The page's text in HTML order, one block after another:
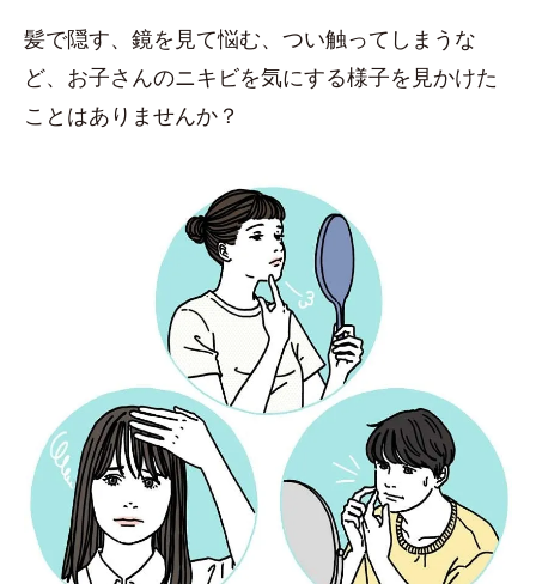
髪で隠す、鏡を見て悩む、つい触ってしまうな
ど、お子さんのニキビを気にする様子を見かけた
ことはありませんか？